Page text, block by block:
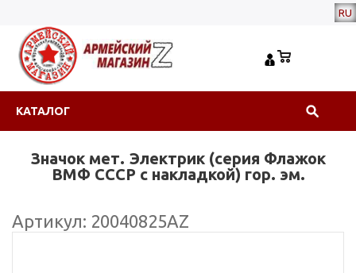
RU
КАТАЛОГ
Значок мет. Электрик (серия Флажок
ВМФ СССР с накладкой) гор. эм.
Артикул: 20040825АZ